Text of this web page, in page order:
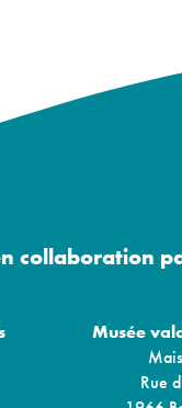
collaboration
Musée
Rue